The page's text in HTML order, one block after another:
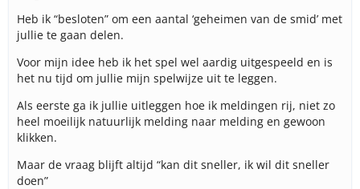
Heb ik “besloten” om een aantal ‘geheimen van de smid’ met
jullie te gaan delen.
Voor mijn idee heb ik het spel wel aardig uitgespeeld en is
het nu tijd om jullie mijn spelwijze uit te leggen.
Als eerste ga ik jullie uitleggen hoe ik meldingen rij, niet zo
heel moeilijk natuurlijk melding naar melding en gewoon
klikken.
Maar de vraag blijft altijd “kan dit sneller, ik wil dit sneller
doen”